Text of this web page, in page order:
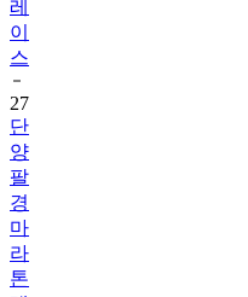
스
27
단
양
팔
경
마
라
톤
대
회